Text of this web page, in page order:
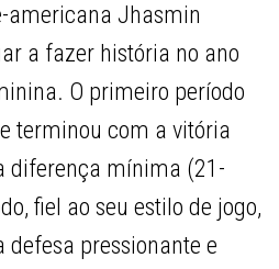
americana Jhasmin
a fazer história no ano
O primeiro período
terminou com a vitória
diferença mínima (21-
fiel ao seu estilo de jogo,
defesa pressionante e